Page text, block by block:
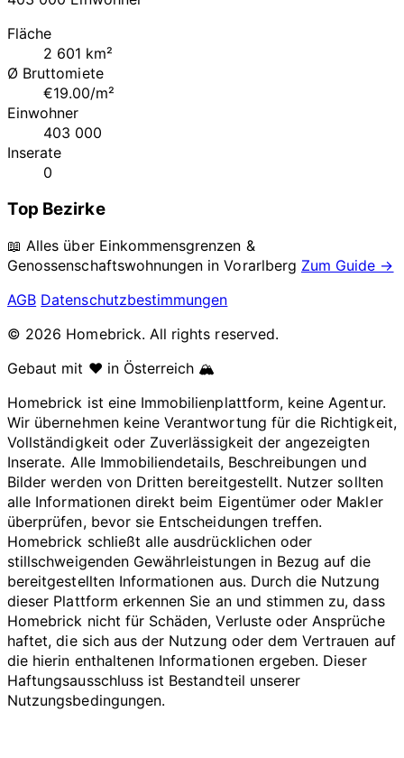
Fläche
2 601 km²
Ø Bruttomiete
€19.00/m²
Einwohner
403 000
Inserate
0
Top Bezirke
📖 Alles über Einkommensgrenzen &
Genossenschaftswohnungen inVorarlberg Zum Guide →
AGB Datenschutzbestimmungen
© 2026 Homebrick. All rights reserved.
Gebaut mit ❤️ in Österreich 🏔️
Homebrick ist eine Immobilienplattform, keine Agentur.
Wir übernehmen keine Verantwortung für die Richtigkeit,
Vollständigkeit oder Zuverlässigkeit der angezeigten
Inserate. Alle Immobiliendetails, Beschreibungen und
Bilder werden von Dritten bereitgestellt. Nutzer sollten
alle Informationen direkt beim Eigentümer oder Makler
überprüfen, bevor sie Entscheidungen treffen.
Homebrick schließt alle ausdrücklichen oder
stillschweigenden Gewährleistungen in Bezug auf die
bereitgestellten Informationen aus. Durch die Nutzung
dieser Plattform erkennen Sie an und stimmen zu, dass
Homebrick nicht für Schäden, Verluste oder Ansprüche
haftet, die sich aus der Nutzung oder dem Vertrauen auf
die hierin enthaltenen Informationen ergeben. Dieser
Haftungsausschluss ist Bestandteil unserer
Nutzungsbedingungen.